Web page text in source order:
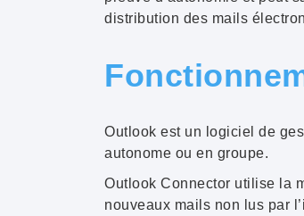
distribution des mails
Outlook est un logiciel de
autonome ou en groupe.
Outlook Connector utilise la
nouveaux mails non lus par